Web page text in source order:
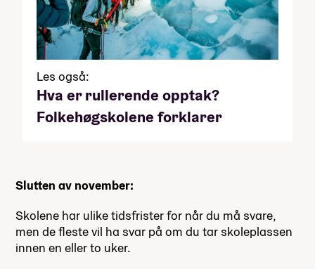
Les også:
Hva er rullerende opptak?
Folkehøgskolene forklarer
Slutten av november:
Skolene har ulike tidsfrister for når du må svare,
men de fleste vil ha svar på om du tar skoleplassen
innen en eller to uker.